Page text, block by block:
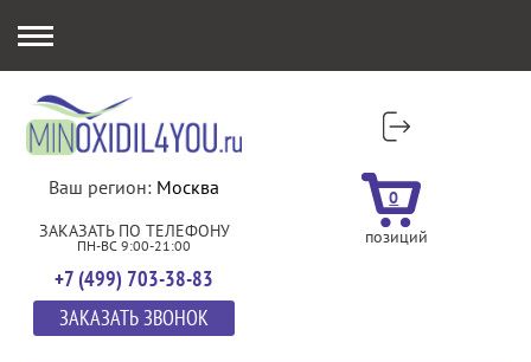
Ваш регион: Москва
ЗАКАЗАТЬ ПО ТЕЛЕФОНУ
ПН-ВС 9:00-21:00
+7 (499) 703-38-83
ЗАКАЗАТЬ ЗВОНОК
0
позиций